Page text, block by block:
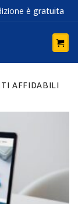
è gratuita
AFFIDABILI